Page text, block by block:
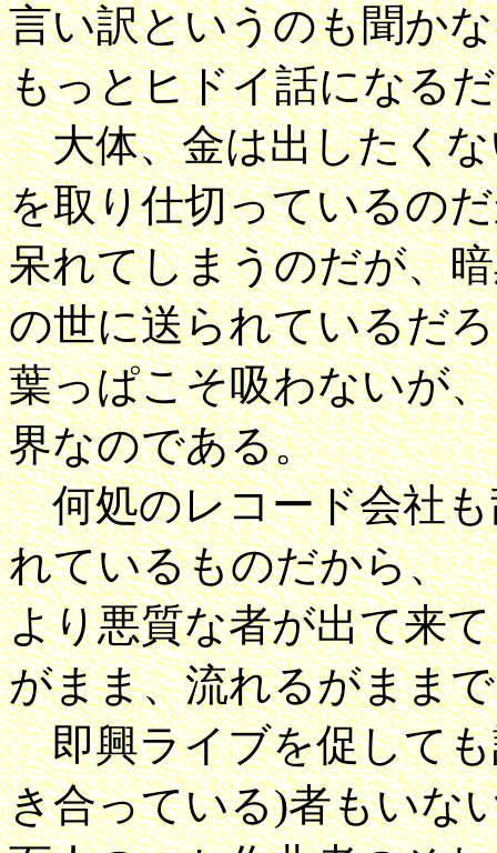
言い訳というのも聞か
もっとヒドイ話になる
大体、金は出したくな
を取り仕切っているの
呆れてしまうのだが、
の世に送られているだ
葉っぱこそ吸わないが
界なのである。
何処のレコード会社も
れているものだから、
より悪質な者が出て来
がまま、流れるがまま
即興ライブを促しても
き合っている)者もいな